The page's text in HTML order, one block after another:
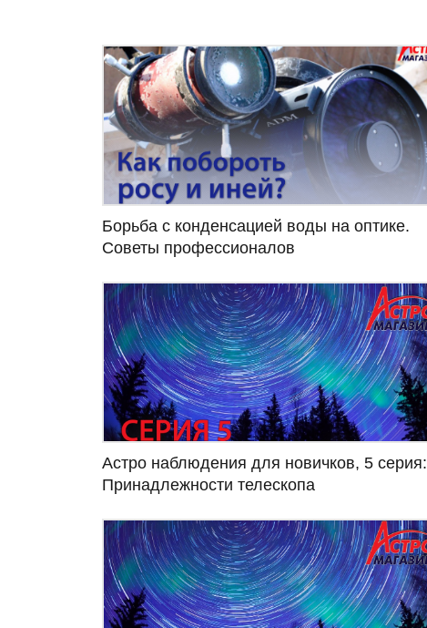
Борьба с конденсацией воды на оптике.
Советы профессионалов
Астро наблюдения для новичков, 5 серия:
Принадлежности телескопа